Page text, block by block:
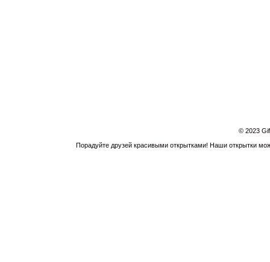
© 2023
Порадуйте друзей красивыми открытками! Наши открытки